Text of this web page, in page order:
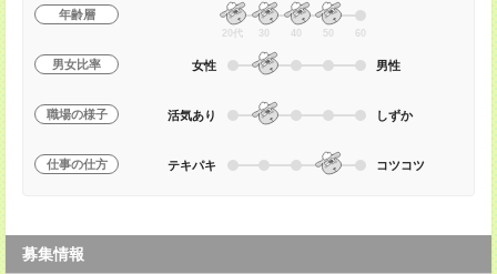
年齢層
20代 30 40 50 60
男女比率 女性 男性
職場の様子 活気あり しずか
仕事の仕方 テキパキ コツコツ
募集情報